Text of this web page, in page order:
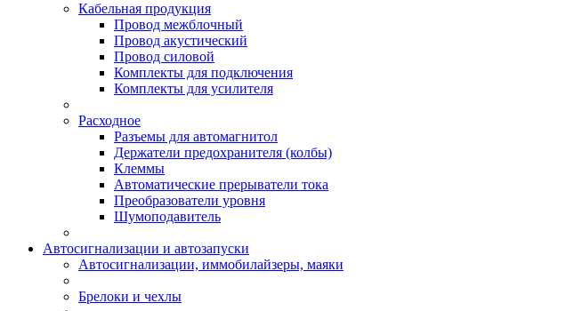
Кабельная продукция
Провод межблочный
Провод акустический
Провод силовой
Комплекты для подключения
Комплекты для усилителя
Расходное
Разъемы для автомагнитол
Держатели предохранителя (колбы)
Клеммы
Автоматические прерыватели тока
Преобразователи уровня
Шумоподавитель
Автосигнализации и автозапуски
Автосигнализации, иммобилайзеры, маяки
Брелоки и чехлы